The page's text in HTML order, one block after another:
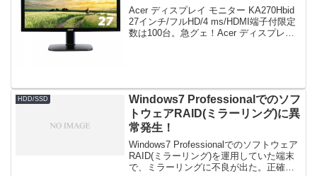
で18,800円！
Acer ディスプレイ モニター KA270Hbid
27インチ/フルHD/4 ms/HDMI端子付限定
数は100台。急グェ！Acer ディスプレイ
HDD/SSD
Windows7 Professionalでのソフ
トウェアRAID(ミラーリング)に異
常発生！
Windows7 Professionalでのソフトウェア
RAID(ミラーリング)を運用していた端末
で、ミラーリングに不良が出た。正確に